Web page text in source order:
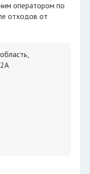
оператором по
отходов от